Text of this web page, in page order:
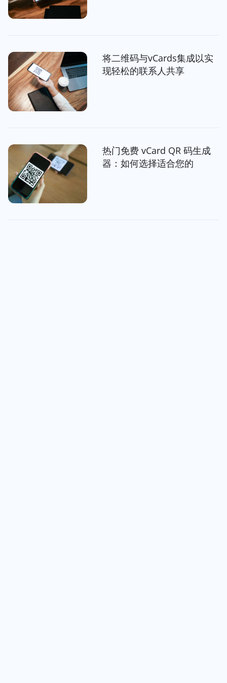
将二维码与vCards集成以实
现轻松的联系人共享
热门免费 vCard QR 码生成
器：如何选择适合您的